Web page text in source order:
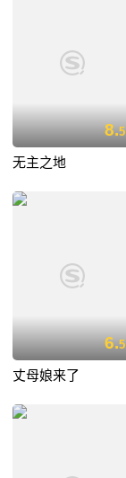
8.5
无主之地
6.5
丈母娘来了